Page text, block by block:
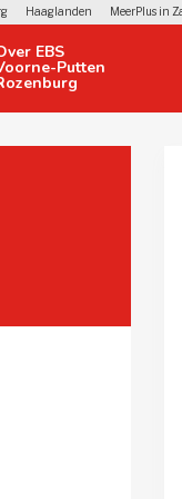
Haaglanden MeerPlus in
EBS
Putten